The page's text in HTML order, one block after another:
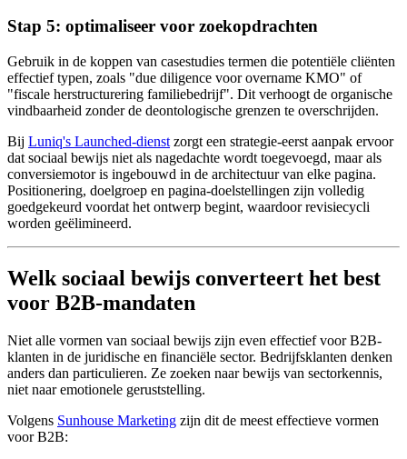
Stap 5: optimaliseer voor zoekopdrachten
Gebruik in de koppen van casestudies termen die potentiële cliënten
effectief typen, zoals "due diligence voor overname KMO" of
"fiscale herstructurering familiebedrijf". Dit verhoogt de organische
vindbaarheid zonder de deontologische grenzen te overschrijden.
Bij Luniq's Launched-dienst zorgt een strategie-eerst aanpak ervoor
dat sociaal bewijs niet als nagedachte wordt toegevoegd, maar als
conversiemotor is ingebouwd in de architectuur van elke pagina.
Positionering, doelgroep en pagina-doelstellingen zijn volledig
goedgekeurd voordat het ontwerp begint, waardoor revisiecycli
worden geëlimineerd.
Welk sociaal bewijs converteert het best
voor B2B-mandaten
Niet alle vormen van sociaal bewijs zijn even effectief voor B2B-
klanten in de juridische en financiële sector. Bedrijfsklanten denken
anders dan particulieren. Ze zoeken naar bewijs van sectorkennis,
niet naar emotionele geruststelling.
Volgens Sunhouse Marketing zijn dit de meest effectieve vormen
voor B2B: